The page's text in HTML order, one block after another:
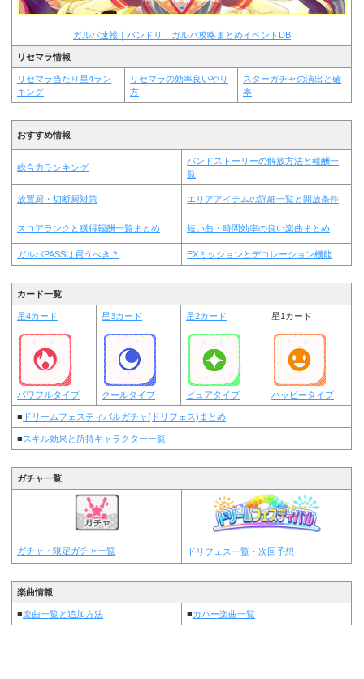
ガルパ速報｜バンドリ！ガルパ攻略まとめイベントDB
リセマラ情報
リセマラ当たり星4ラン
キング
リセマラの効率良いやり
方
スターガチャの演出と確
率
おすすめ情報
総合力ランキング
バンドストーリーの解放方法と報酬一
覧
放置厨・切断厨対策 エリアアイテムの詳細一覧と開放条件
スコアランクと獲得報酬一覧まとめ 短い曲・時間効率の良い楽曲まとめ
ガルパPASSは買うべき？ EXミッションとデコレーション機能
カード一覧
星4カード 星3カード 星2カード 星1カード
パワフルタイプ クールタイプ ピュアタイプ ハッピータイプ
■ ドリームフェスティバルガチャ(ドリフェス)まとめ
■スキル効果と所持キャラクター一覧
ガチャ一覧
ガチャ・限定ガチャ一覧 ドリフェス一覧・次回予想
楽曲情報
■楽曲一覧と追加方法 ■カバー楽曲一覧